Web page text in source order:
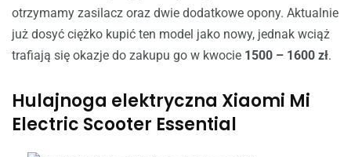
otrzymamy zasilacz oraz dwie dodatkowe opony. Aktualnie
już dosyć ciężko kupić ten model jako nowy, jednak wciąż
trafiają się okazje do zakupu go w kwocie 1500 – 1600 zł.
Hulajnoga elektryczna Xiaomi Mi
Electric Scooter Essential